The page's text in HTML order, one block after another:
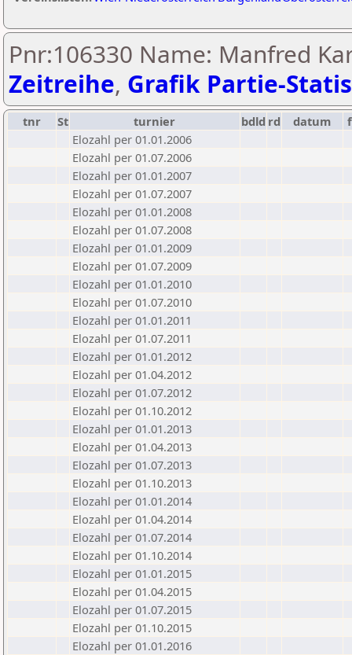
Pnr:106330 Name: Manfred
Zeitreihe, Grafik Partie-
tnr St turnier bdld rd datum
f
Elozahl per 01.01.2006
Elozahl per 01.07.2006
Elozahl per 01.01.2007
Elozahl per 01.07.2007
Elozahl per 01.01.2008
Elozahl per 01.07.2008
Elozahl per 01.01.2009
Elozahl per 01.07.2009
Elozahl per 01.01.2010
Elozahl per 01.07.2010
Elozahl per 01.01.2011
Elozahl per 01.07.2011
Elozahl per 01.01.2012
Elozahl per 01.04.2012
Elozahl per 01.07.2012
Elozahl per 01.10.2012
Elozahl per 01.01.2013
Elozahl per 01.04.2013
Elozahl per 01.07.2013
Elozahl per 01.10.2013
Elozahl per 01.01.2014
Elozahl per 01.04.2014
Elozahl per 01.07.2014
Elozahl per 01.10.2014
Elozahl per 01.01.2015
Elozahl per 01.04.2015
Elozahl per 01.07.2015
Elozahl per 01.10.2015
Elozahl per 01.01.2016